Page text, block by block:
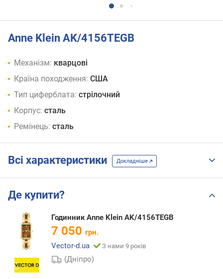
Anne Klein AK/4156TEGB
Механізм: кварцові
Країна походження: США
Тип циферблата: стрілочний
Корпус: сталь
Ремінець: сталь
Всі характеристики Докладніше
Де купити?
Годинник Anne Klein AK/4156TEGB
7 050 грн.
Vector-d.ua
З нами 9 років
(Дніпро)